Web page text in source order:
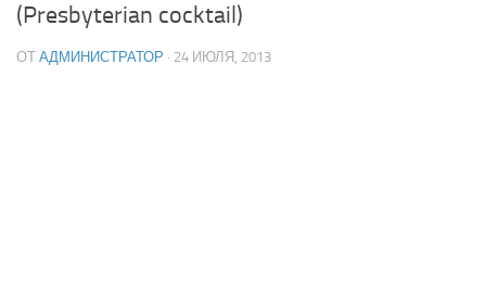
(Presbyterian cocktail)
ОТ АДМИНИСТРАТОР · 24 ИЮЛЯ, 2013